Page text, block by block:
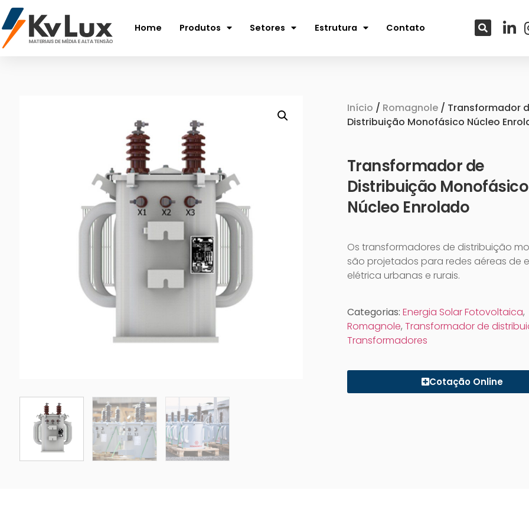
Home Produtos Setores Estrutura Contato
Início / Romagnole/ Transformador
Distribuição Monofásico Núcleo
Transformador de
Distribuição Monofásico
Núcleo Enrolado
Os transformadores de distribuição
são projetados para redes aéreas de
elétrica urbanas e rurais.
Categorias: Energia Solar Fotovoltaica,
Romagnole, Transformador de
Transformadores
Cotação Online